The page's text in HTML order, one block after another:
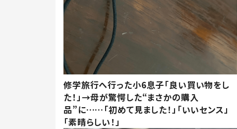
修学旅行へ行った小6息子「良い買い物をし
た！」→母が驚愕した“まさかの購入
品”に……「初めて見ました！」「いいセンス」
「素晴らしい！」